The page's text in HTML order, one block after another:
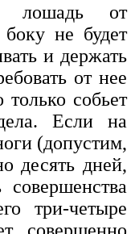
лошадь от
не будет
и держать
от нее
собьет
Если на
(допустим,
десять дней,
три-четыре